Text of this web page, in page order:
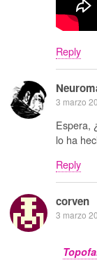
Reply
3 marzo
Espera,
lo ha
Reply
corven
3 marzo